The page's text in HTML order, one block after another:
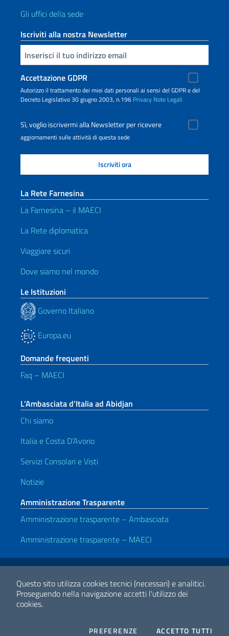
Questo sito utilizza cookies tecnici (necessari) e analitici.
Proseguendo nella navigazione accetti l'utilizzo dei
cookies.
PREFERENZE COOKIESACCETTO TUTTI
Gli uffici della sede
Iscriviti alla nostra Newsletter
Inserisci la tua email
Accettazione GDPR
Autorizzo il trattamento dei miei dati personali ai sensi del GDPR e del
Decreto Legislativo 30 giugno 2003, n.196 Privacy Note Legali
Sì, voglio iscrivermi alla Newsletter per ricevere
aggiornamenti sulle attività di questa sede
La Rete Farnesina
La Farnesina – il MAECI
La Rete diplomatica
Viaggiare sicuri
Dove siamo nel mondo
Le Istituzioni
Governo Italiano
Europa.eu
Domande frequenti
Faq – MAECI
L’Ambasciata d’Italia ad Abidjan
Chi siamo
Italia e Costa D’Avorio
Servizi Consolari e Visti
Notizie
Amministrazione Trasparente
Amministrazione trasparente – Ambasciata
Amministrazione trasparente – MAECI
Link Utili